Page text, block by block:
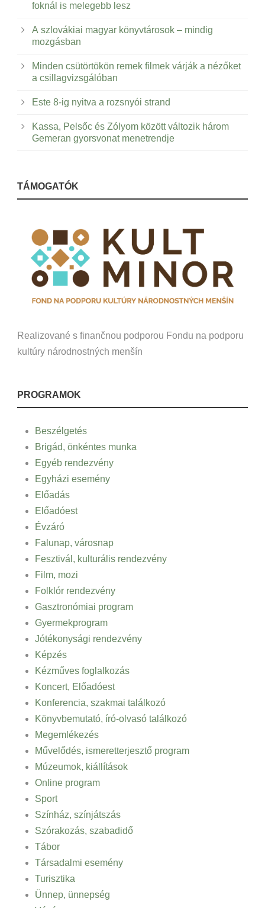
foknál is melegebb lesz
A szlovákiai magyar könyvtárosok – mindig
mozgásban
Minden csütörtökön remek filmek várják a nézőket
a csillagvizsgálóban
Este 8-ig nyitva a rozsnyói strand
Kassa, Pelsőc és Zólyom között változik három
Gemeran gyorsvonat menetrendje
TÁMOGATÓK
Realizované s finančnou podporou Fondu na podporu
kultúry národnostných menšín
PROGRAMOK
Beszélgetés
Brigád, önkéntes munka
Egyéb rendezvény
Egyházi esemény
Előadás
Előadóest
Évzáró
Falunap, városnap
Fesztivál, kulturális rendezvény
Film, mozi
Folklór rendezvény
Gasztronómiai program
Gyermekprogram
Jótékonysági rendezvény
Képzés
Kézműves foglalkozás
Koncert, Előadóest
Konferencia, szakmai találkozó
Könyvbemutató, író-olvasó találkozó
Megemlékezés
Művelődés, ismeretterjesztő program
Múzeumok, kiállítások
Online program
Sport
Színház, színjátszás
Szórakozás, szabadidő
Tábor
Társadalmi esemény
Turisztika
Ünnep, ünnepség